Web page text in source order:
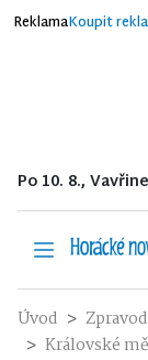
ReklamaKoupit
Po 10. 8.,
Úvod
Královské